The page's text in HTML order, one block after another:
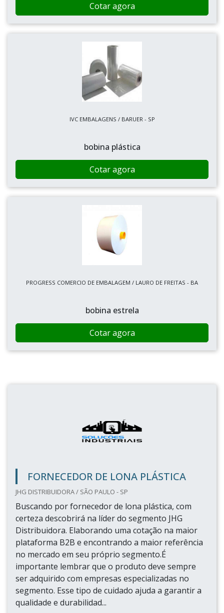
Cotar agora
IVC EMBALAGENS / BARUER - SP
bobina plástica
Cotar agora
PROGRESS COMERCIO DE EMBALAGEM / LAURO DE FREITAS - BA
bobina estrela
Cotar agora
FORNECEDOR DE LONA PLÁSTICA
JHG DISTRIBUIDORA / SÃO PAULO - SP
Buscando por fornecedor de lona plástica, com
certeza descobrirá na líder do segmento JHG
Distribuidora. Elaborando uma cotação na maior
plataforma B2B e encontrando a maior referência
no mercado em seu próprio segmento.É
importante lembrar que o produto deve sempre
ser adquirido com empresas especializadas no
segmento. Esse tipo de cuidado ajuda a garantir a
qualidade e durabilidad...